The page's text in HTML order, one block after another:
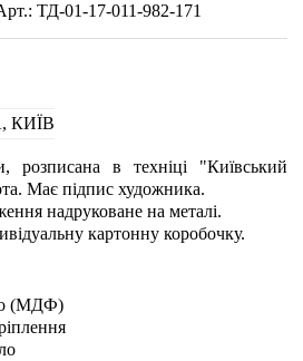
ТД-01-17-011-982-171
КИЇВ
розписана в техніці "Київський
Має підпис художника.
надруковане на металі.
картонну коробочку.
(МДФ)